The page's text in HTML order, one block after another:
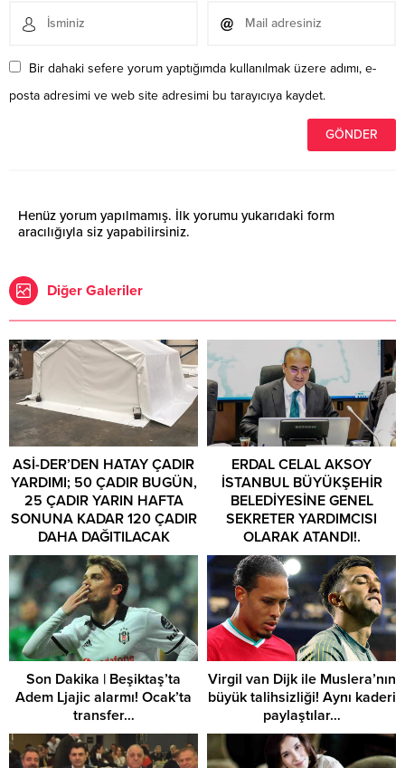
Bir dahaki sefere yorum yaptığımda kullanılmak üzere adımı, e-
posta adresimi ve web site adresimi bu tarayıcıya kaydet.
Henüz yorum yapılmamış. İlk yorumu yukarıdaki form
aracılığıyla siz yapabilirsiniz.
Diğer Galeriler
ASİ-DER’DEN HATAY ÇADIR
YARDIMI; 50 ÇADIR BUGÜN,
25 ÇADIR YARIN HAFTA
SONUNA KADAR 120 ÇADIR
DAHA DAĞITILACAK
ERDAL CELAL AKSOY
İSTANBUL BÜYÜKŞEHİR
BELEDİYESİNE GENEL
SEKRETER YARDIMCISI
OLARAK ATANDI!.
Son Dakika | Beşiktaş’ta
Adem Ljajic alarmı! Ocak’ta
transfer…
Virgil van Dijk ile Muslera’nın
büyük talihsizliği! Aynı kaderi
paylaştılar…